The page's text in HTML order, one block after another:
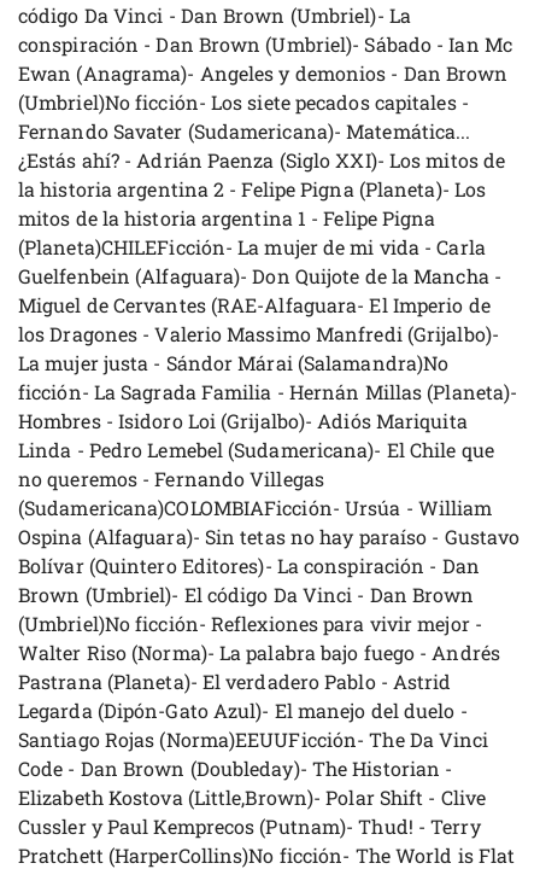
código Da Vinci - Dan Brown (Umbriel)- La
conspiración - Dan Brown (Umbriel)- Sábado - Ian Mc
Ewan (Anagrama)- Angeles y demonios - Dan Brown
(Umbriel)No ficción- Los siete pecados capitales -
Fernando Savater (Sudamericana)- Matemática...
¿Estás ahí? - Adrián Paenza (Siglo XXI)- Los mitos de
la historia argentina 2 - Felipe Pigna (Planeta)- Los
mitos de la historia argentina 1 - Felipe Pigna
(Planeta)CHILEFicción- La mujer de mi vida - Carla
Guelfenbein (Alfaguara)- Don Quijote de la Mancha -
Miguel de Cervantes (RAE-Alfaguara- El Imperio de
los Dragones - Valerio Massimo Manfredi (Grijalbo)-
La mujer justa - Sándor Márai (Salamandra)No
ficción- La Sagrada Familia - Hernán Millas (Planeta)-
Hombres - Isidoro Loi (Grijalbo)- Adiós Mariquita
Linda - Pedro Lemebel (Sudamericana)- El Chile que
no queremos - Fernando Villegas
(Sudamericana)COLOMBIAFicción- Ursúa - William
Ospina (Alfaguara)- Sin tetas no hay paraíso - Gustavo
Bolívar (Quintero Editores)- La conspiración - Dan
Brown (Umbriel)- El código Da Vinci - Dan Brown
(Umbriel)No ficción- Reflexiones para vivir mejor -
Walter Riso (Norma)- La palabra bajo fuego - Andrés
Pastrana (Planeta)- El verdadero Pablo - Astrid
Legarda (Dipón-Gato Azul)- El manejo del duelo -
Santiago Rojas (Norma)EEUUFicción- The Da Vinci
Code - Dan Brown (Doubleday)- The Historian -
Elizabeth Kostova (Little,Brown)- Polar Shift - Clive
Cussler y Paul Kemprecos (Putnam)- Thud! - Terry
Pratchett (HarperCollins)No ficción- The World is Flat